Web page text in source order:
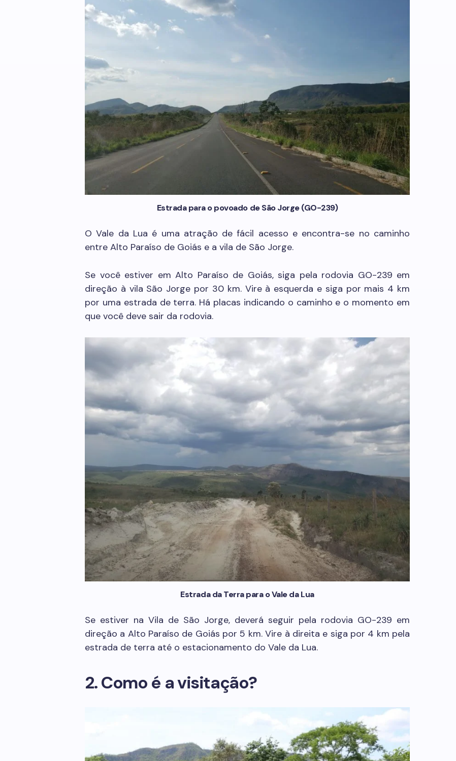
Estrada para o povoado de São Jorge (GO-239)
O Vale da Lua é uma atração de fácil acesso e encontra-se no caminho
entre Alto Paraíso de Goiás e a vila de São Jorge.
Se você estiver em Alto Paraíso de Goiás, siga pela rodovia GO-239 em
direção à vila São Jorge por 30 km. Vire à esquerda e siga por mais 4 km
por uma estrada de terra. Há placas indicando o caminho e o momento em
que você deve sair da rodovia.
Estrada da Terra para o Vale da Lua
Se estiver na Vila de São Jorge, deverá seguir pela rodovia GO-239 em
direção a Alto Paraíso de Goiás por 5 km. Vire à direita e siga por 4 km pela
estrada de terra até o estacionamento do Vale da Lua.
2. Como é a visitação?